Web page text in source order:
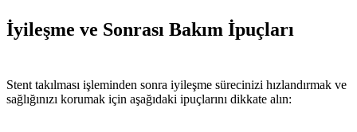
İyileşme ve Sonrası Bakım İpuçları
Stent takılması işleminden sonra iyileşme sürecinizi hızlandırmak ve
sağlığınızı korumak için aşağıdaki ipuçlarını dikkate alın: